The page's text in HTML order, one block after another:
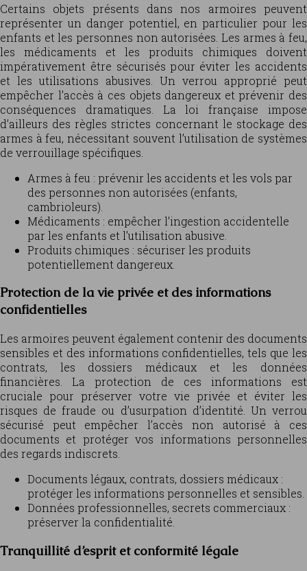
Certains objets présents dans nos armoires peuvent
représenter un danger potentiel, en particulier pour les
enfants et les personnes non autorisées. Les armes à feu,
les médicaments et les produits chimiques doivent
impérativement être sécurisés pour éviter les accidents
et les utilisations abusives. Un verrou approprié peut
empêcher l’accès à ces objets dangereux et prévenir des
conséquences dramatiques. La loi française impose
d’ailleurs des règles strictes concernant le stockage des
armes à feu, nécessitant souvent l’utilisation de systèmes
de verrouillage spécifiques.
Armes à feu : prévenir les accidents et les vols par
des personnes non autorisées (enfants,
cambrioleurs).
Médicaments : empêcher l’ingestion accidentelle
par les enfants et l’utilisation abusive.
Produits chimiques : sécuriser les produits
potentiellement dangereux.
Protection de la vie privée et des informations
confidentielles
Les armoires peuvent également contenir des documents
sensibles et des informations confidentielles, tels que les
contrats, les dossiers médicaux et les données
financières. La protection de ces informations est
cruciale pour préserver votre vie privée et éviter les
risques de fraude ou d’usurpation d’identité. Un verrou
sécurisé peut empêcher l’accès non autorisé à ces
documents et protéger vos informations personnelles
des regards indiscrets.
Documents légaux, contrats, dossiers médicaux :
protéger les informations personnelles et sensibles.
Données professionnelles, secrets commerciaux :
préserver la confidentialité.
Tranquillité d’esprit et conformité légale